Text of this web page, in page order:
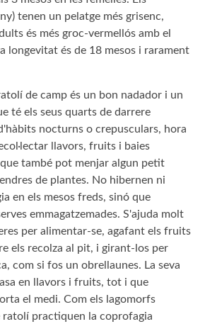
tenen un pelatge més grisenc,
és més groc-vermellós amb el
longevitat és de 18 mesos i rarament
de camp és un bon nadador i un
té els seus quarts de darrere
nocturns o crepusculars, hora
llavors, fruits i baies
també pot menjar algun petit
de plantes. No hibernen ni
en els mesos freds, sinó que
emmagatzemades. S'ajuda molt
per alimentar-se, agafant els fruits
els recolza al pit, i girant-los per
com si fos un obrellaunes. La seva
en llavors i fruits, tot i que
el medi. Com els lagomorfs
ratolí practiquen la coprofagia